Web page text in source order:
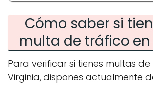
Cómo saber si
multa de tráfico en
Para verificar si tienes multas
Virginia, dispones actualmente